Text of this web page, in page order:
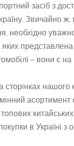
засіб з
Звичайно
необхідно
яких
– вони є
сторінках нашого
асортимент
в Україні